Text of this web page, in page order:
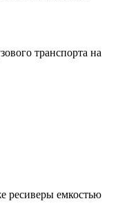
транспорта на
ресиверы емкостью